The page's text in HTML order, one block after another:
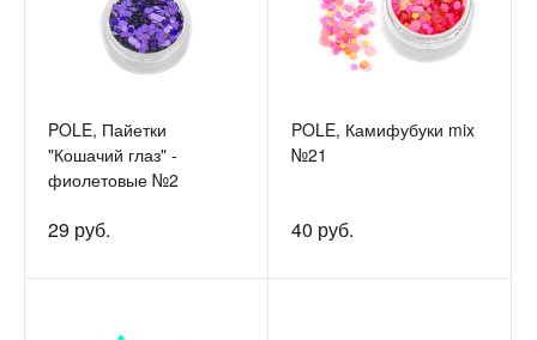
POLE, Пайетки
"Кошачий глаз" -
фиолетовые №2
29 руб.
POLE, Камифубуки mix
№21
40 руб.